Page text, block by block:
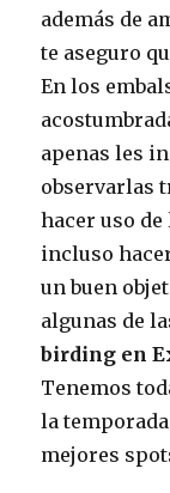
además de
te aseguro
En los
apenas les
observarlas
hacer uso
incluso
un buen
algunas de
birding en
Tenemos
la
mejores